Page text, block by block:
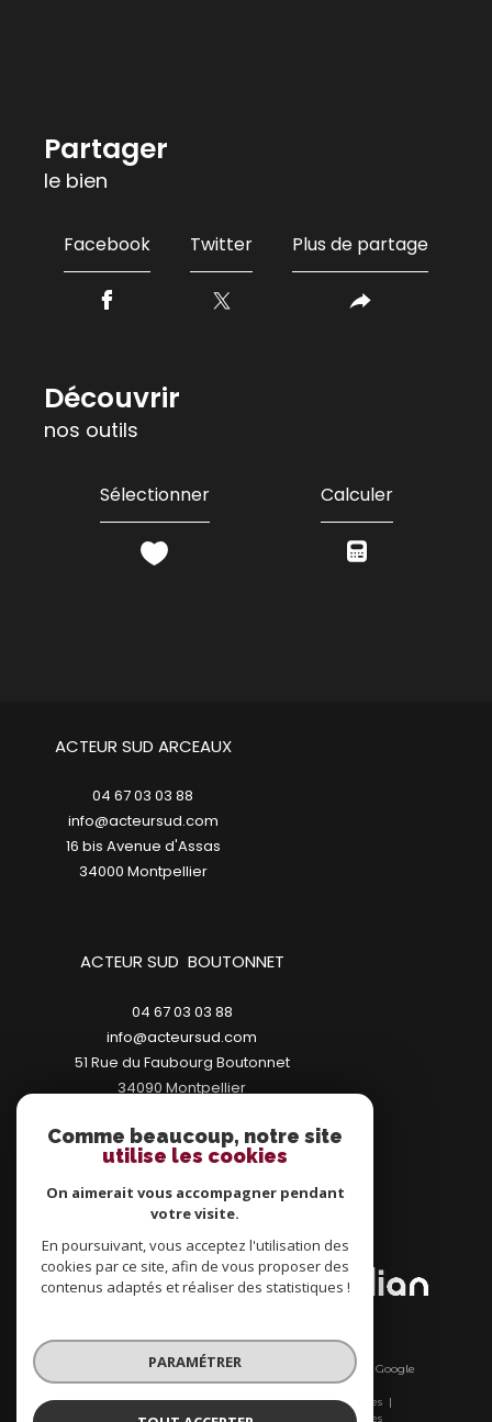
partager
le bien
Facebook Twitter Plus de partage
découvrir
nos outils
Sélectionner Calculer
ACTEUR SUD ARCEAUX
04 67 03 03 88
info@acteursud.com
16 bis Avenue d'Assas
34000
montpellier
ACTEUR SUD BOUTONNET
04 67 03 03 88
info@acteursud.com
51 Rue du Faubourg Boutonnet
34090 montpellier
ADHÉRENTS
© 2026 | Tous droits réservés | Traduction powered by Google
|
Nos honoraires
Plan du site
Mentions légales
Admin
Nos liens Politique RGPD Cookies
Comme beaucoup, notre site
utilise les cookies
On aimerait vous accompagner pendant
votre visite.
En poursuivant, vous acceptez l'utilisation des
cookies par ce site, afin de vous proposer des
contenus adaptés et réaliser des statistiques !
PARAMÉTRER